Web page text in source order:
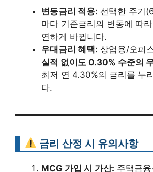
변동금리 적용: 선택한 주기
마다 기준금리의 변동에 따
연하게 바뀝니다.
우대금리 혜택: 상업용/오피
실적 없이도 0.30% 수준의
최저 연 4.30%의 금리를 누
다.
금리 산정 시 유의사항
MCG 가입 시 가산: 주택금